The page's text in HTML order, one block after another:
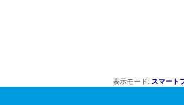
表示モード: スマート